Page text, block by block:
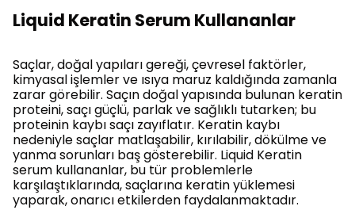
Liquid Keratin Serum Kullananlar
Saçlar, doğal yapıları gereği, çevresel faktörler,
kimyasal işlemler ve ısıya maruz kaldığında zamanla
zarar görebilir. Saçın doğal yapısında bulunan keratin
proteini, saçı güçlü, parlak ve sağlıklı tutarken; bu
proteinin kaybı saçı zayıflatır. Keratin kaybı
nedeniyle saçlar matlaşabilir, kırılabilir, dökülme ve
yanma sorunları baş gösterebilir. Liquid Keratin
serum kullananlar, bu tür problemlerle
karşılaştıklarında, saçlarına keratin yüklemesi
yaparak, onarıcı etkilerden faydalanmaktadır.